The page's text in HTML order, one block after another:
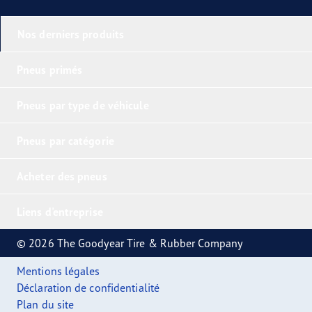
© 2026 The Goodyear Tire & Rubber Company
Mentions légales
Déclaration de confidentialité
Plan du site